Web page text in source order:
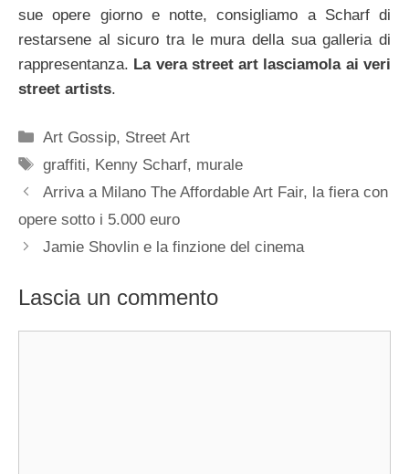
sue opere giorno e notte, consigliamo a Scharf di
restarsene al sicuro tra le mura della sua galleria di
rappresentanza. La vera street art lasciamola ai veri
street artists.
Categorie
Art Gossip, Street Art
Tag
graffiti, Kenny Scharf, murale
Arriva a Milano The Affordable Art Fair, la fiera con
opere sotto i 5.000 euro
Jamie Shovlin e la finzione del cinema
Lascia un commento